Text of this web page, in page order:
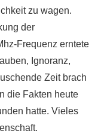
zu wagen.
der
Frequenz erntete
Ignoranz,
Zeit brach
die Fakten heute
hatte. Vieles